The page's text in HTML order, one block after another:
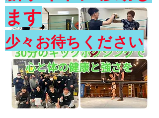
ます
少々お待ちください